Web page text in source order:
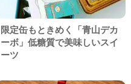
限定缶もときめく「青山デカ
ーボ」低糖質で美味しいスイ
ーツ